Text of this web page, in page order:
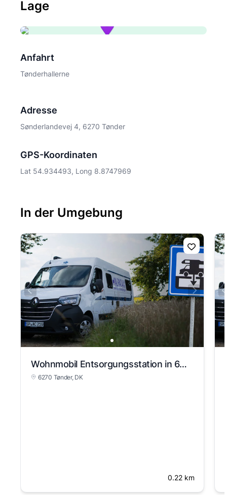
Lage
Anfahrt
Tønderhallerne
Adresse
Sønderlandevej 4, 6270 Tønder
GPS-Koordinaten
Lat 54.934493, Long 8.8747969
In der Umgebung
Wohnmobil Entsorgungsstation in 6270 Tønder
6270 Tønder, DK
0.22 km